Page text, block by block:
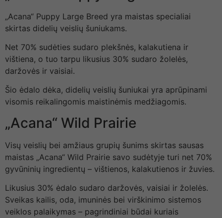
„Acana“ Puppy Large Breed yra maistas specialiai
skirtas didelių veislių šuniukams.
Net 70% sudėties sudaro plekšnės, kalakutiena ir
vištiena, o tuo tarpu likusius 30% sudaro žolelės,
daržovės ir vaisiai.
Šio ėdalo dėka, didelių veislių šuniukai yra aprūpinami
visomis reikalingomis maistinėmis medžiagomis.
„Acana“ Wild Prairie
Visų veislių bei amžiaus grupių šunims skirtas sausas
maistas „Acana“ Wild Prairie savo sudėtyje turi net 70%
gyvūninių ingredientų – vištienos, kalakutienos ir žuvies.
Likusius 30% ėdalo sudaro daržovės, vaisiai ir žolelės.
Sveikas kailis, oda, imuninės bei virškinimo sistemos
veiklos palaikymas – pagrindiniai būdai kuriais